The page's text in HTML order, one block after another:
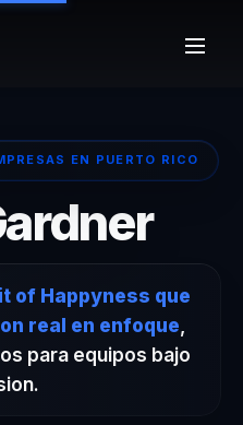
EN PUERTO RICO
–
of Happyness que
real en enfoque
para equipos bajo